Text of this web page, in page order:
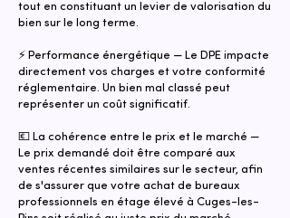
tout en constituant un levier de valorisation du
bien sur le long terme.
⚡ Performance énergétique — Le DPE impacte
directement vos charges et votre conformité
réglementaire. Un bien mal classé peut
représenter un coût significatif.
💶 La cohérence entre le prix et le marché —
Le prix demandé doit être comparé aux
ventes récentes similaires sur le secteur, afin
de s'assurer que votre achat de bureaux
professionnels en étage élevé à Cuges-les-